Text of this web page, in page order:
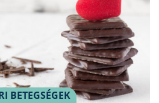
BETEGSÉGEK